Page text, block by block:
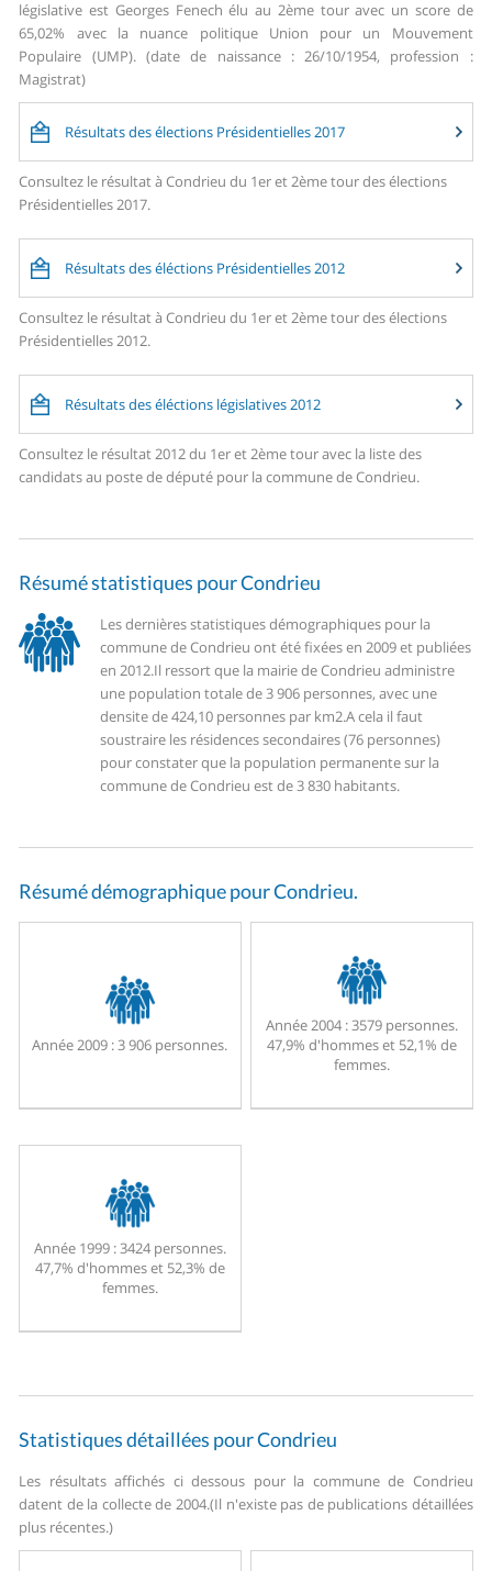
législative est Georges Fenech élu au 2ème tour avec un score de
65,02% avec la nuance politique Union pour un Mouvement
Populaire (UMP). (date de naissance : 26/10/1954, profession :
Magistrat)
Résultats des élections Présidentielles 2017
Consultez le résultat à Condrieu du 1er et 2ème tour des élections
Présidentielles 2017.
Résultats des éléctions Présidentielles 2012
Consultez le résultat à Condrieu du 1er et 2ème tour des élections
Présidentielles 2012.
Résultats des éléctions législatives 2012
Consultez le résultat 2012 du 1er et 2ème tour avec la liste des
candidats au poste de député pour la commune de Condrieu.
Résumé statistiques pour Condrieu
Les dernières statistiques démographiques pour la
commune de Condrieu ont été fixées en 2009 et publiées
en 2012.Il ressort que la mairie de Condrieu administre
une population totale de 3 906 personnes, avec une
densite de 424,10 personnes par km2.A cela il faut
soustraire les résidences secondaires (76 personnes)
pour constater que la population permanente sur la
commune de Condrieu est de 3 830 habitants.
Résumé démographique pour Condrieu.
Année 2009 :3 906 personnes.
Année 2004 :3579 personnes.
47,9% d'hommes et 52,1% de
femmes.
Année 1999 :3424 personnes.
47,7% d'hommes et 52,3% de
femmes.
Statistiques détaillées pour Condrieu
Les résultats affichés ci dessous pour la commune de Condrieu
datent de la collecte de 2004.(Il n'existe pas de publications détaillées
plus récentes.)